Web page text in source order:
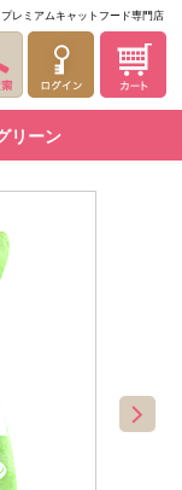
プレミアムキャットフード専門店
リーン